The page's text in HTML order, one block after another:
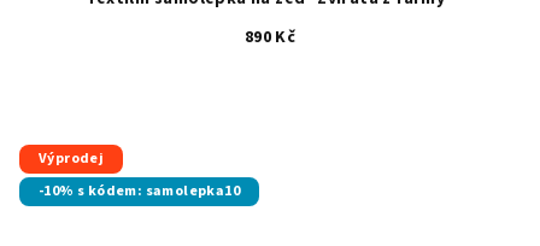
890 Kč
Výprodej
-10% s kódem: samolepka10